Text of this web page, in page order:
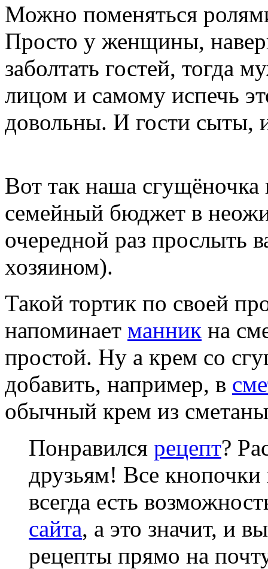
Можно поменяться
Просто у женщины,
заболтать гостей, тогда
лицом и самому испечь
довольны. И гости сыты,
Вот так наша сгущёночка
семейный бюджет в
очередной раз прослыть
хозяином).
Такой тортик по своей
напоминает манник на
простой. Ну а крем со
добавить, например, в
обычный крем из
Понравился рецепт?
друзьям! Все кнопочки
всегда есть
сайта, а это значит, и
рецепты прямо на